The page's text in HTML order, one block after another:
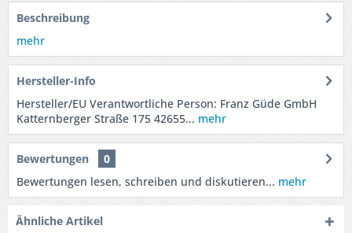
Beschreibung
mehr
Hersteller-Info
Hersteller/EU Verantwortliche Person: Franz Güde GmbH
Katternberger Straße 175 42655... mehr
Bewertungen
0
Bewertungen lesen, schreiben und diskutieren... mehr
Ähnliche Artikel